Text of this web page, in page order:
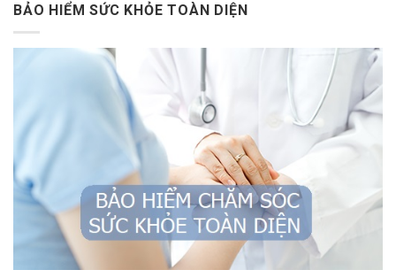
BẢO HIỂM SỨC KHỎE TOÀN DIỆN